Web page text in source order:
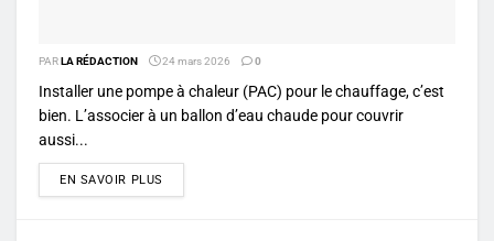
PARLA RÉDACTION 24 mars 2026 0
Installer une pompe à chaleur (PAC) pour le chauffage, c’est
bien. L’associer à un ballon d’eau chaude pour couvrir
aussi...
EN SAVOIR PLUS